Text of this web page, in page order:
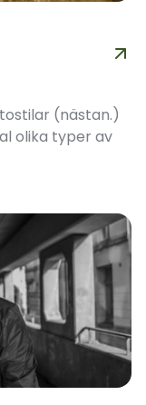
(nästan.)
olika typer av